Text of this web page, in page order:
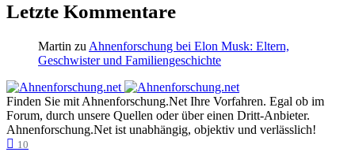
Letzte Kommentare
Martin zu Ahnenforschung bei Elon Musk: Eltern,
Geschwister und Familiengeschichte
Finden Sie mit Ahnenforschung.Net Ihre Vorfahren. Egal ob im
Forum, durch unsere Quellen oder über einen Dritt-Anbieter.
Ahnenforschung.Net ist unabhängig, objektiv und verlässlich!
10